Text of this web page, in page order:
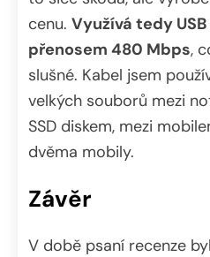
cenu. Využívá tedy
přenosem 480 Mbps,
slušné. Kabel jsem
velkých souborů mezi
SSD diskem, mezi
dvěma mobily.
Závěr
V době psaní recenze